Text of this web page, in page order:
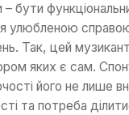
– бути
улюбленою
Так, цей
яких є сам.
його не лише
та потреба